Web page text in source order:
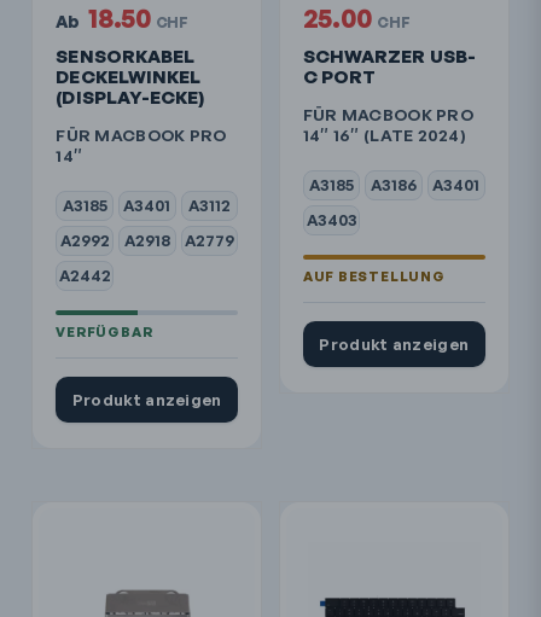
SENSORKABEL
DECKELWINKEL
(DISPLAY-ECKE)
FÜR MACBOOK PRO
14″
A3185 A3401
A3112
A2992
A2918
A2779
A2442
Ab 18.50 CHF
Produkt anzeigen
SCHWARZER USB-
C PORT
FÜR MACBOOK PRO
14″ 16″ (LATE 2024)
A3185 A3186
A3401
A3403
25.00 CHF
Produkt anzeigen